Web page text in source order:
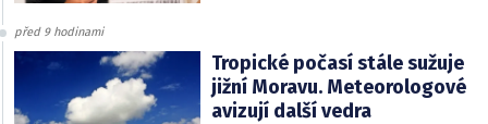
před 9 hodinami
Tropické počasí stále sužuje
jižní Moravu. Meteorologové
avizují další vedra